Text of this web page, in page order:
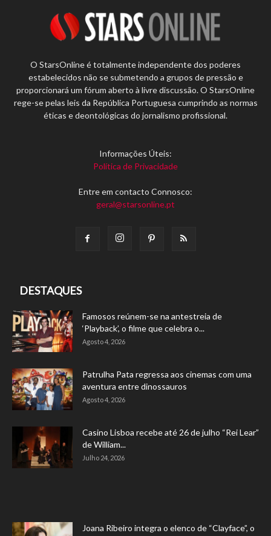
O StarsOnline é totalmente independente dos poderes
estabelecidos não se submetendo a grupos de pressão e
proporcionará um fórum aberto à livre discussão. O StarsOnline
rege-se pelas leis da República Portuguesa cumprindo as normas
éticas e deontológicas do jornalismo profissional.
Informações Úteis:
Política de Privacidade
Entre em contacto Connosco:
geral@starsonline.pt
DESTAQUES
Famosos reúnem-se na antestreia de
‘Playback’, o filme que celebra o...
Agosto 4, 2026
Patrulha Pata regressa aos cinemas com uma
aventura entre dinossauros
Agosto 4, 2026
Casino Lisboa recebe até 26 de julho “Rei Lear”
de William...
Julho 24, 2026
Joana Ribeiro integra o elenco de “Clayface”, o